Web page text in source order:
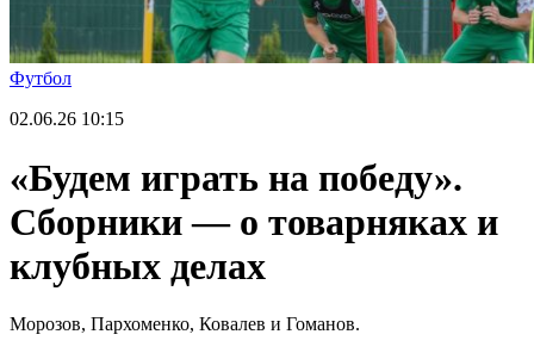
Футбол
02.06.26 10:15
«Будем играть на победу».
Сборники — о товарняках и
клубных делах
Морозов, Пархоменко, Ковалев и Гоманов.